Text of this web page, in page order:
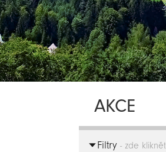
AKCE
Filtry - zde